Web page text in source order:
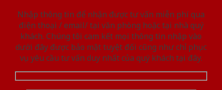
Nhập thông tin để nhận được tư vấn miễn phí qua
điện thoại / email/ tại văn phòng hoặc tại nhà quý
khách. Chúng tôi cam kết mọi thông tin nhập vào
dưới đây được bảo mật tuyệt đối cũng như chỉ phục
vụ yêu cầu tư vấn duy nhất của quý khách tại đây.